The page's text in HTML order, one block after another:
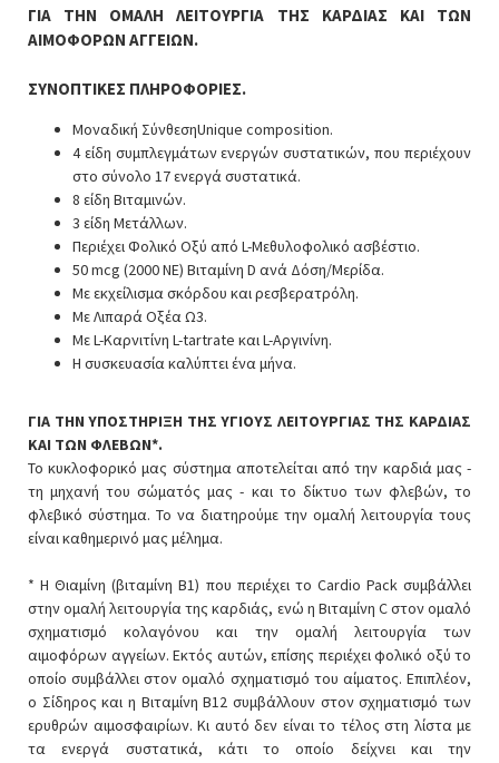
ΓΙΑ ΤΗΝ ΟΜΑΛΗ ΛΕΙΤΟΥΡΓΙΑ ΤΗΣ ΚΑΡΔΙΑΣ ΚΑΙ ΤΩΝ
ΑΙΜΟΦΟΡΩΝ ΑΓΓΕΙΩΝ.
ΣΥΝΟΠΤΙΚΕΣ ΠΛΗΡΟΦΟΡΙΕΣ.
Μοναδική ΣύνθεσηUnique composition.
4 είδη συμπλεγμάτων ενεργών συστατικών, που περιέχουν
στο σύνολο 17 ενεργά συστατικά.
8 είδη Βιταμινών.
3 είδη Μετάλλων.
Περιέχει Φολικό Οξύ από L-Μεθυλοφολικό ασβέστιο.
50 mcg (2000 NE) Βιταμίνη D ανά Δόση/Μερίδα.
Με εκχείλισμα σκόρδου και ρεσβερατρόλη.
Με Λιπαρά Οξέα Ω3.
Με L-Καρνιτίνη L-tartrate και L-Αργινίνη.
Η συσκευασία καλύπτει ένα μήνα.
ΓΙΑ ΤΗΝ ΥΠΟΣΤΗΡΙΞΗ ΤΗΣ ΥΓΙΟΥΣ ΛΕΙΤΟΥΡΓΙΑΣ ΤΗΣ ΚΑΡΔΙΑΣ
ΚΑΙ ΤΩΝ ΦΛΕΒΩΝ*.
Το κυκλοφορικό μας σύστημα αποτελείται από την καρδιά μας -
τη μηχανή του σώματός μας - και το δίκτυο των φλεβών, το
φλεβικό σύστημα. Το να διατηρούμε την ομαλή λειτουργία τους
είναι καθημερινό μας μέλημα.
* Η Θιαμίνη (βιταμίνη B1) που περιέχει το Cardio Pack συμβάλλει
στην ομαλή λειτουργία της καρδιάς, ενώ η Βιταμίνη C στον ομαλό
σχηματισμό κολαγόνου και την ομαλή λειτουργία των
αιμοφόρων αγγείων. Εκτός αυτών, επίσης περιέχει φολικό οξύ το
οποίο συμβάλλει στον ομαλό σχηματισμό του αίματος. Επιπλέον,
ο Σίδηρος και η Βιταμίνη B12 συμβάλλουν στον σχηματισμό των
ερυθρών αιμοσφαιρίων. Κι αυτό δεν είναι το τέλος στη λίστα με
τα ενεργά συστατικά, κάτι το οποίο δείχνει και την